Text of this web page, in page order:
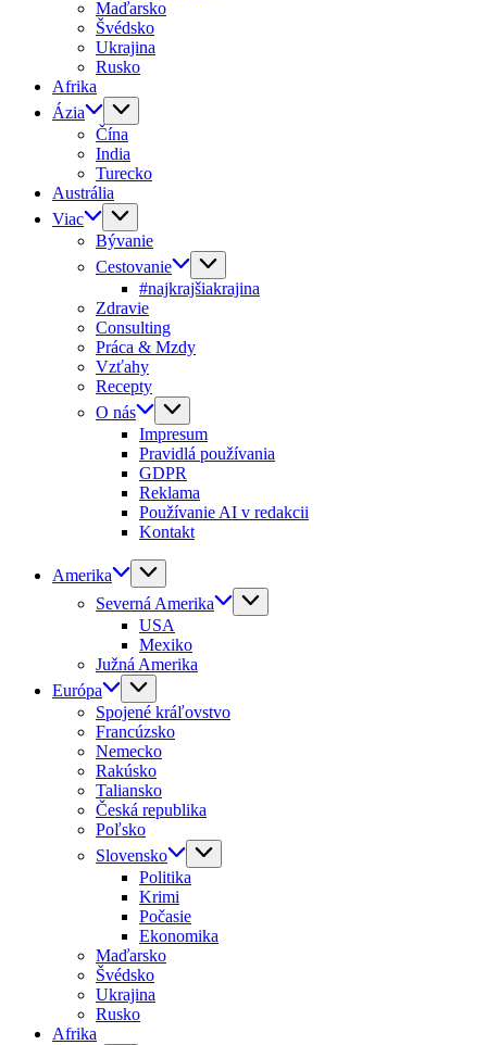
Maďarsko
Švédsko
Ukrajina
Rusko
Afrika
Ázia
Čína
India
Turecko
Austrália
Viac
Bývanie
Cestovanie
#najkrajšiakrajina
Zdravie
Consulting
Práca & Mzdy
Vzťahy
Recepty
O nás
Impresum
Pravidlá používania
GDPR
Reklama
Používanie AI v redakcii
Kontakt
Amerika
Severná Amerika
USA
Mexiko
Južná Amerika
Európa
Spojené kráľovstvo
Francúzsko
Nemecko
Rakúsko
Taliansko
Česká republika
Poľsko
Slovensko
Politika
Krimi
Počasie
Ekonomika
Maďarsko
Švédsko
Ukrajina
Rusko
Afrika